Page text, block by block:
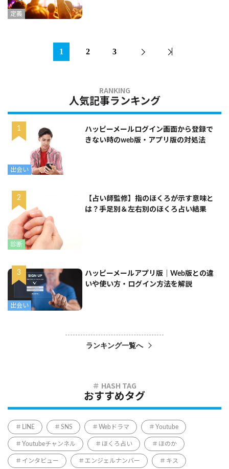
定義
1 2 3
人気記事ランキング
出会い
ハッピーメールログイン画面から登録で
きない時のweb版・アプリ版の対処法
診断
【占い師監修】指のほくろが示す意味と
は？手足別＆左右別のほくろ占い結果
出会い
ハッピーメールアプリ版｜Web版との違
いや使い方・ログイン方法を解説
ランキング一覧へ
おすすめタグ
LINE SNS Webドラマ Youtube
Youtubeチャンネル ほくろ占い ほのか
インタビュー エンジェルナンバー キス